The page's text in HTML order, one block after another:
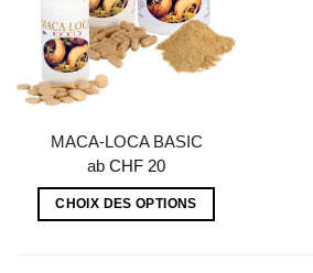
MACA-LOCA BASIC
ab CHF 20
CHOIX DES OPTIONS